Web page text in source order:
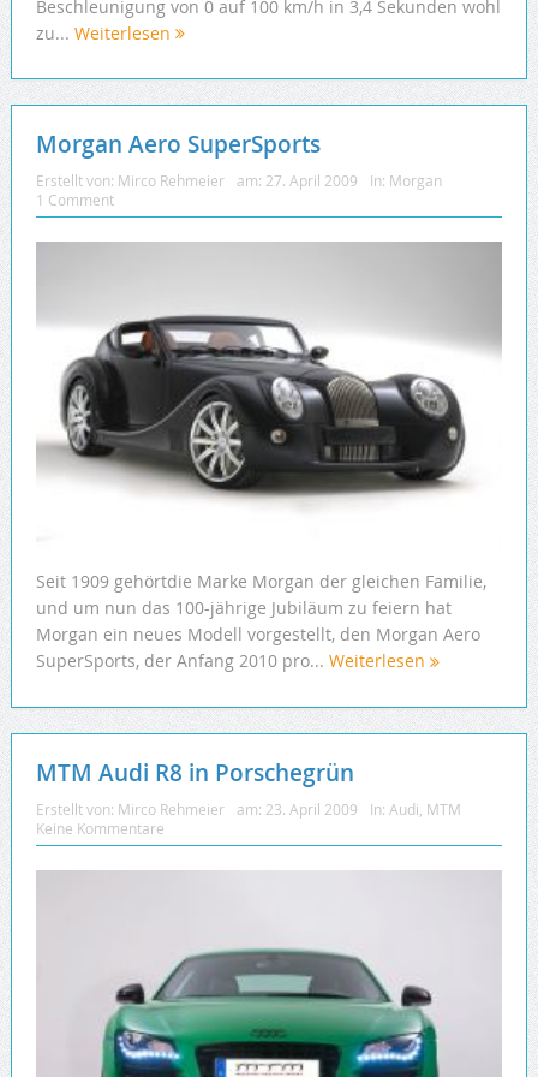
Beschleunigung von 0 auf 100 km/h in 3,4 Sekunden wohl
zu... Weiterlesen
Morgan Aero SuperSports
Erstellt von: Mirco Rehmeier am: 27. April 2009 In: Morgan
1 Comment
Seit 1909 gehörtdie Marke Morgan der gleichen Familie,
und um nun das 100-jährige Jubiläum zu feiern hat
Morgan ein neues Modell vorgestellt, den Morgan Aero
SuperSports, der Anfang 2010 pro... Weiterlesen
MTM Audi R8 in Porschegrün
Erstellt von: Mirco Rehmeier am: 23. April 2009 In: Audi MTM
Keine Kommentare